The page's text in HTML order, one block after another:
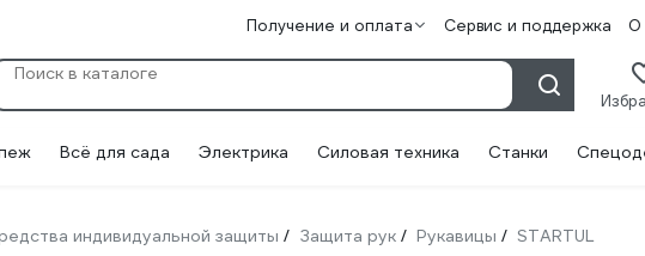
Получение и оплата Сервис и поддержка О
Всё для сада Электрика Силовая техника Станки
индивидуальной защиты / Защита рук / Рукавицы / STARTUL